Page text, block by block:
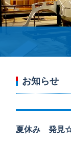
お知らせ
夏休み 発見☆